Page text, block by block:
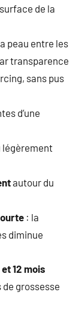
de la
peau entre les
transparence
sans pus
d’une
légèrement
autour du
: la
diminue
12 mois
grossesse